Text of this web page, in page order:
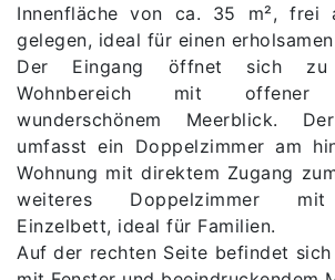
Innenfläche von ca. 35 m², frei
gelegen, ideal für einen
Der Eingang öffnet sich zu
Wohnbereich mit
wunderschönem Meerblick.
umfasst ein Doppelzimmer am
Wohnung mit direktem Zugang
weiteres Doppelzimmer mit
Einzelbett, ideal für Familien.
Auf der rechten Seite befindet sich